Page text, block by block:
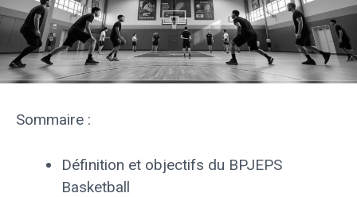
Sommaire :
Définition et objectifs du BPJEPS
Basketball